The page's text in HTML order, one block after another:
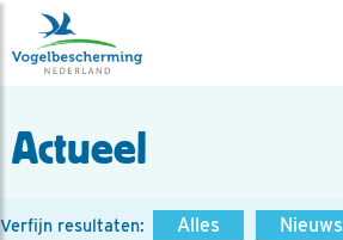
Actueel
Verfijn resultaten: Alles Nieuws